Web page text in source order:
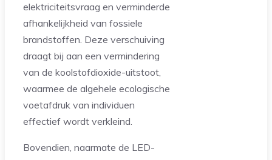
elektriciteitsvraag en verminderde
afhankelijkheid van fossiele
brandstoffen. Deze verschuiving
draagt bij aan een vermindering
van de koolstofdioxide-uitstoot,
waarmee de algehele ecologische
voetafdruk van individuen
effectief wordt verkleind.
Bovendien, naarmate de LED-